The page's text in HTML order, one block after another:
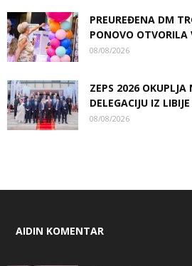
PREUREĐENA DM
PONOVO
08/08/2026
ZEPS 2026 OKUPLJA
DELEGACIJU IZ LIBIJE
08/08/2026
AIDIN KOMENTAR